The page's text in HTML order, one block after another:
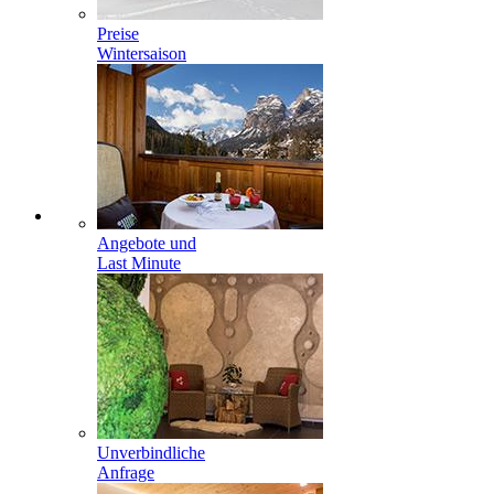
Preise
Wintersaison
Angebote und
Last Minute
Unverbindliche
Anfrage